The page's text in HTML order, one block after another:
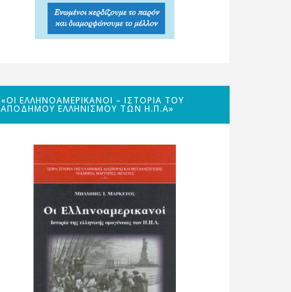
«ΟΙ ΕΛΛΗΝΟΑΜΕΡΙΚΑΝΟΊ – ΙΣΤΟΡΊΑ ΤΟΥ
ΑΠΌΔΗΜΟΥ ΕΛΛΗΝΙΣΜΟΎ ΤΩΝ Η.Π.Α»